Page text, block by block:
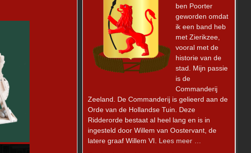
ben Poorter
geworden omdat
ik een band heb
met Zierikzee,
vooral met de
historie van de
stad. Mijn passie
is de
Commanderij
Zeeland. De Commanderij is gelieerd aan de
Orde van de Hollandse Tuin. Deze
Ridderorde bestaat al heel lang en is in
ingesteld door Willem van Oostervant, de
latere graaf Willem VI.
Lees meer …